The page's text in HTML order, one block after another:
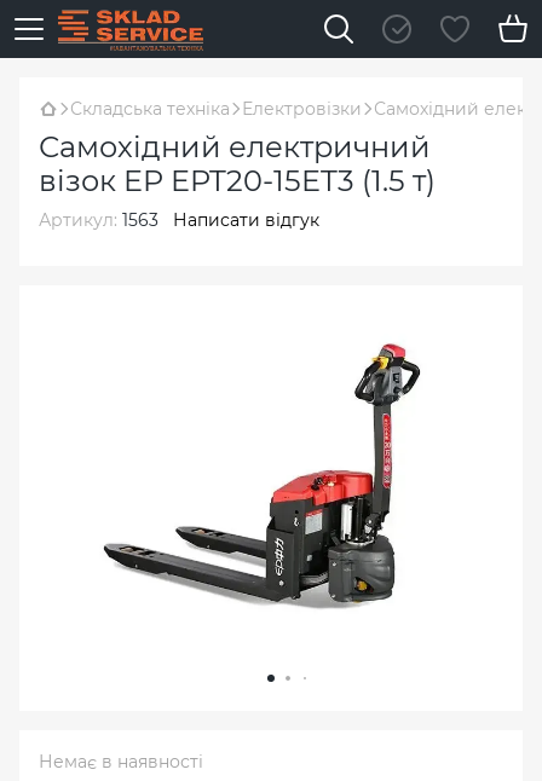
Складська техніка Електровізки Самохідний
Самохідний електричний
візок EP EPT20-15ET3 (1.5 т)
Артикул: 1563 Написати відгук
Немає в наявності